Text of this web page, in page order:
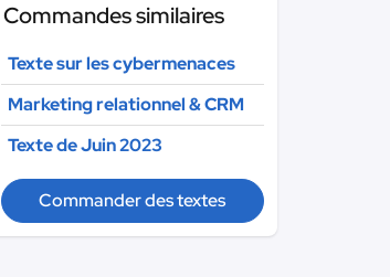
Commandes similaires
Texte sur les cybermenaces
Marketing relationnel & CRM
Texte de Juin 2023
Commander des textes